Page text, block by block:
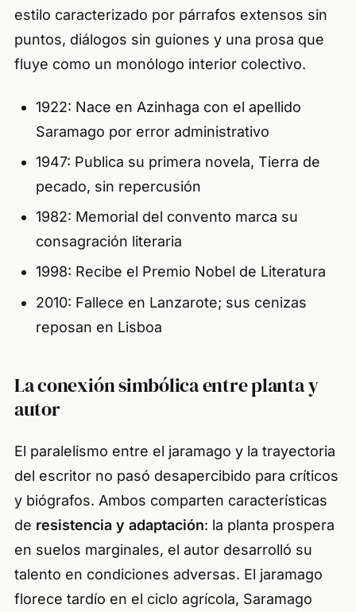
estilo caracterizado por párrafos extensos sin
puntos, diálogos sin guiones y una prosa que
fluye como un monólogo interior colectivo.
1922: Nace en Azinhaga con el apellido
Saramago por error administrativo
1947: Publica su primera novela, Tierra de
pecado, sin repercusión
1982: Memorial del convento marca su
consagración literaria
1998: Recibe el Premio Nobel de Literatura
2010: Fallece en Lanzarote; sus cenizas
reposan en Lisboa
La conexión simbólica entre planta y
autor
El paralelismo entre el jaramago y la trayectoria
del escritor no pasó desapercibido para críticos
y biógrafos. Ambos comparten características
de resistencia y adaptación: la planta prospera
en suelos marginales, el autor desarrolló su
talento en condiciones adversas. El jaramago
florece tardío en el ciclo agrícola, Saramago